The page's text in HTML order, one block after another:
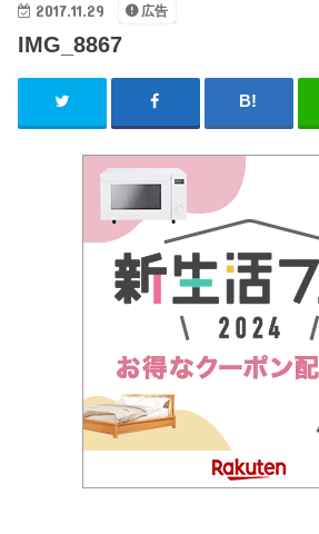
2017.11.29 広告
IMG_8867